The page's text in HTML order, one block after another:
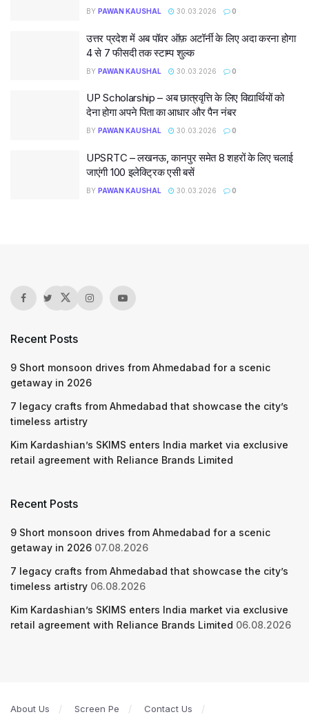
BY PAWAN KAUSHAL 30.03.2026 0
उत्तर प्रदेश में अब पॉवर ऑफ़ अटॉर्नी के लिए अदा करना होगा
4 से 7 फीसदी तक स्टाम्प शुल्क
BY PAWAN KAUSHAL 30.03.2026 0
UP Scholarship – अब छात्रवृत्ति के लिए विद्यार्थियों को
देना होगा अपने पिता का आधार और पैन नंबर
BY PAWAN KAUSHAL 30.03.2026 0
UPSRTC – लखनऊ, कानपुर समेत 8 शहरों के लिए चलाई
जाएंगी 100 इलेक्ट्रिक एसी बसें
BY PAWAN KAUSHAL 30.03.2026 0
Recent Posts
9 Short monsoon drives from Ahmedabad for a scenic
getaway in 2026
7 legacy crafts from Ahmedabad that showcase the city’s
timeless artistry
Kim Kardashian’s SKIMS enters India market via exclusive
retail agreement with Reliance Brands Limited
Recent Posts
9 Short monsoon drives from Ahmedabad for a scenic
getaway in 2026 07.08.2026
7 legacy crafts from Ahmedabad that showcase the city’s
timeless artistry 06.08.2026
Kim Kardashian’s SKIMS enters India market via exclusive
retail agreement with Reliance Brands Limited 06.08.2026
About Us Screen Pe
Contact Us